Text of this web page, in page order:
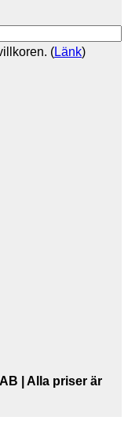
(Länk)
| Alla priser är